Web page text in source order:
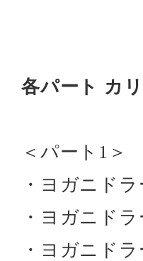
各パート カ
＜パート1＞
・ヨガニド
・ヨガニド
・ヨガニド